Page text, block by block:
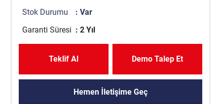
Stok Durumu
: Var
Garanti Süresi : 2 Yıl
Teklif Al Demo Talep Et
Hemen İletişime Geç